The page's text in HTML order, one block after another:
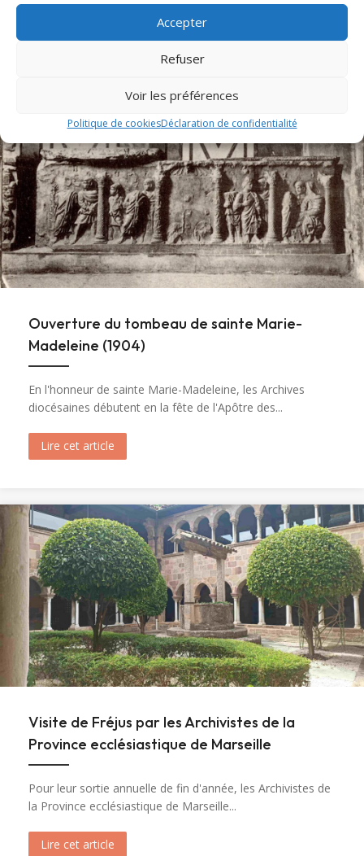
Accepter
Refuser
Voir les préférences
Politique de cookiesDéclaration de confidentialité
mettent en ligne l'office ancien de sainte...
Ouverture du tombeau de sainte Marie-
Madeleine (1904)
En l'honneur de sainte Marie-Madeleine, les Archives
diocésaines débutent en la fête de l'Apôtre des...
Lire cet article
Visite de Fréjus par les Archivistes de la
Province ecclésiastique de Marseille
Pour leur sortie annuelle de fin d'année, les Archivistes de
la Province ecclésiastique de Marseille...
Lire cet article